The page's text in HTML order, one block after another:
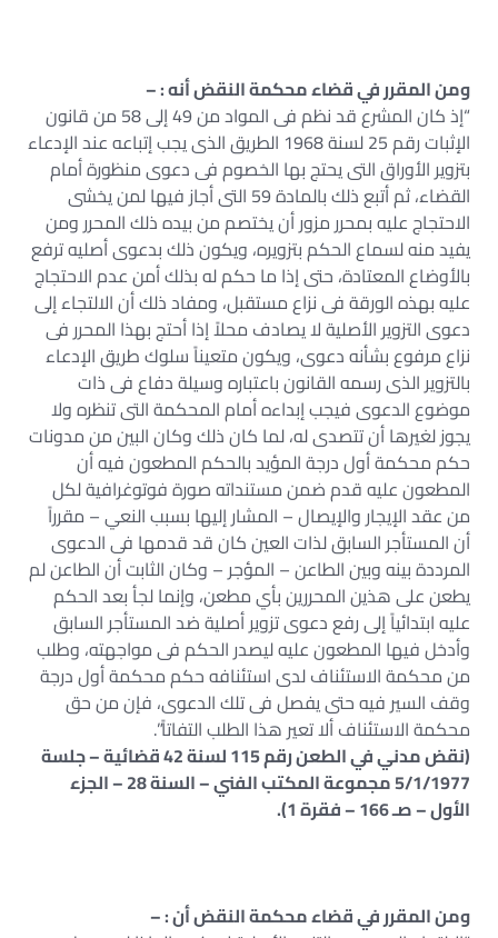
ومن المقرر في قضاء محكمة النقض أنه : –
“إذ كان المشرع قد نظم فى المواد من 49 إلى 58 من قانون
الإثبات رقم 25 لسنة 1968 الطريق الذى يجب إتباعه عند الإدعاء
بتزوير الأوراق التى يحتج بها الخصوم فى دعوى منظورة أمام
القضاء، ثم أتبع ذلك بالمادة 59 التى أجاز فيها لمن يخشى
الاحتجاج عليه بمحرر مزور أن يختصم من بيده ذلك المحرر ومن
يفيد منه لسماع الحكم بتزويره، ويكون ذلك بدعوى أصليه ترفع
بالأوضاع المعتادة، حتى إذا ما حكم له بذلك أمن عدم الاحتجاج
عليه بهذه الورقة فى نزاع مستقبل، ومفاد ذلك أن الالتجاء إلى
دعوى التزوير الأصلية لا يصادف محلاً إذا أحتج بهذا المحرر فى
نزاع مرفوع بشأنه دعوى، ويكون متعيناً سلوك طريق الإدعاء
بالتزوير الذى رسمه القانون باعتباره وسيلة دفاع فى ذات
موضوع الدعوى فيجب إبداءه أمام المحكمة التى تنظره ولا
يجوز لغيرها أن تتصدى له، لما كان ذلك وكان البين من مدونات
حكم محكمة أول درجة المؤيد بالحكم المطعون فيه أن
المطعون عليه قدم ضمن مستنداته صورة فوتوغرافية لكل
من عقد الإيجار والإيصال – المشار إليها بسبب النعي – مقرراً
أن المستأجر السابق لذات العين كان قد قدمها فى الدعوى
المرددة بينه وبين الطاعن – المؤجر – وكان الثابت أن الطاعن لم
يطعن على هذين المحررين بأي مطعن، وإنما لجأ بعد الحكم
عليه ابتدائياً إلى رفع دعوى تزوير أصلية ضد المستأجر السابق
وأدخل فيها المطعون عليه ليصدر الحكم فى مواجهته، وطلب
من محكمة الاستئناف لدى استئنافه حكم محكمة أول درجة
وقف السير فيه حتى يفصل فى تلك الدعوى، فإن من حق
محكمة الاستئناف ألا تعير هذا الطلب التفاتاً”.
(نقض مدني في الطعن رقم 115 لسنة 42 قضائية – جلسة
5/1/1977 مجموعة المكتب الفني – السنة 28 – الجزء
الأول – صـ 166 – فقرة 1).
ومن المقرر في قضاء محكمة النقض أن : –